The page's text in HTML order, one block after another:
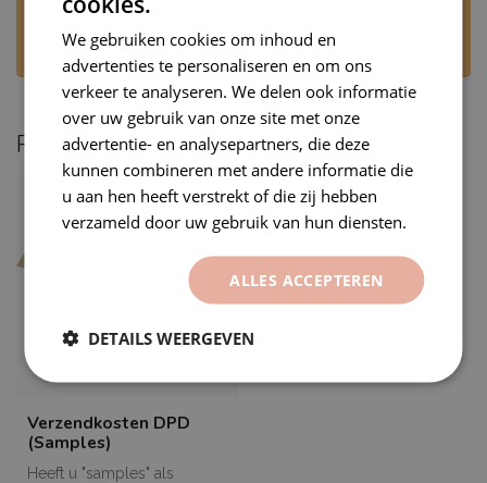
mail naar
beantwoorden uw bericht op werkdagen,
tijdens kantooruren.
Recent bekeken
Verzendkosten DPD
(Samples)
Heeft u "samples" als
We gebruiken cookies om inhoud en
advertenties te personaliseren en om ons
verkeer te analyseren. We delen ook informatie
over uw gebruik van onze site met onze
advertentie- en analysepartners, die deze
kunnen combineren met andere informatie die
u aan hen heeft verstrekt of die zij hebben
verzameld door uw gebruik van hun diensten.
ALLES ACCEPTEREN
DETAILS WEERGEVEN